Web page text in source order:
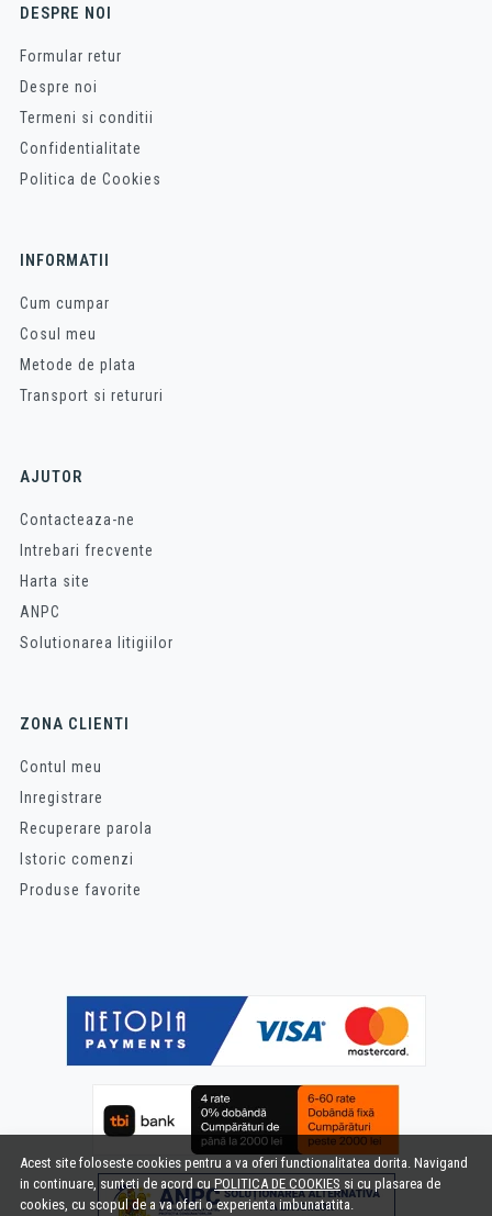
Acest site foloseste cookies pentru a va oferi functionalitatea dorita. Navigand
in continuare, sunteti de acord cuPOLITICA DE COOKIES si cu plasarea de
cookies, cu scopul de a va oferi o experienta imbunatatita.
DESPRE NOI
Formular retur
Despre noi
Termeni si conditii
Confidentialitate
Politica de Cookies
INFORMATII
Cum cumpar
Cosul meu
Metode de plata
Transport si retururi
AJUTOR
Contacteaza-ne
Intrebari frecvente
Harta site
ANPC
Solutionarea litigiilor
ZONA CLIENTI
Contul meu
Inregistrare
Recuperare parola
Istoric comenzi
Produse favorite